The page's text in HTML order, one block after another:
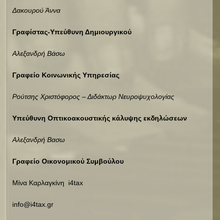
Δακουρού Άννα
Γραφίστας-Υπεύθυνη Δημιουργικού
Αλεξανδρή Βάσω
Γραφείο Κοινωνικής Υπηρεσίας
Ρούτσης Χριστόφορος – Διδάκτωρ Νευροψυχολογίας
Υπεύθυνη Οπτικοακουστικής κάλυψης εκδηλώσεων
Αλεξανδρή Βασω
Γραφείο Οικονομικού Συμβούλου
Μίνα Καρλαγκίνη i4tax
info@i4tax.gr